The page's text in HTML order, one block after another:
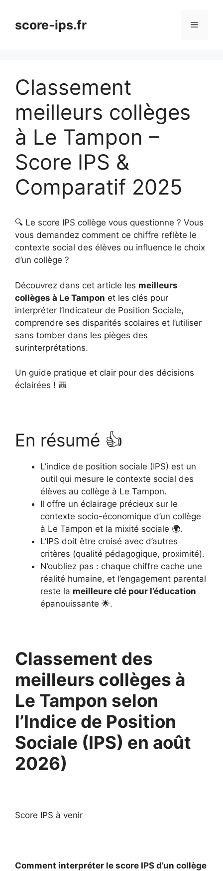
contenuscore-ips.fr Menu
Classement
meilleurs collèges
à Le Tampon –
Score IPS &
Comparatif 2025
🔍 Le score IPS collège vous questionne ? Vous
vous demandez comment ce chiffre reflète le
contexte social des élèves ou influence le choix
d’un collège ?
Découvrez dans cet article les meilleurs
collèges à Le Tampon et les clés pour
interpréter l’Indicateur de Position Sociale,
comprendre ses disparités scolaires et l’utiliser
sans tomber dans les pièges des
surinterprétations.
Un guide pratique et clair pour des décisions
éclairées ! 🎒
En résumé 👍
L’indice de position sociale (IPS) est un
outil qui mesure le contexte social des
élèves au collège à Le Tampon.
Il offre un éclairage précieux sur le
contexte socio-économique d’un collège
à Le Tampon et la mixité sociale 🌍.
L’IPS doit être croisé avec d’autres
critères (qualité pédagogique, proximité).
N’oubliez pas : chaque chiffre cache une
réalité humaine, et l’engagement parental
reste la meilleure clé pour l’éducation
épanouissante 🌟.
Classement des
meilleurs collèges à
Le Tampon selon
l’Indice de Position
Sociale (IPS) en août
2026)
Score IPS à venir
Comment interpréter le score IPS d’un collège